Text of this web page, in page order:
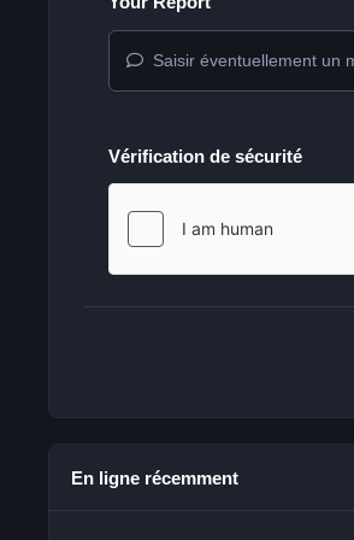
Saisir éventuellement un
Vérification de sécurité
En ligne récemment